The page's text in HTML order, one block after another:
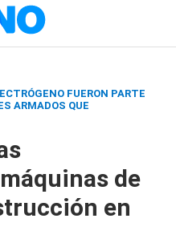
FUERON PARTE
ARMADOS QUE
de
en